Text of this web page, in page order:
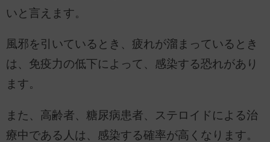
いと言えます。
風邪を引いているとき、疲れが溜まっているとき
は、免疫力の低下によって、感染する恐れがあり
ます。
また、高齢者、糖尿病患者、ステロイドによる治
療中である人は、感染する確率が高くなります。